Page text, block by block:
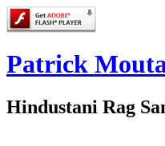
Patrick
Hindustani Rag